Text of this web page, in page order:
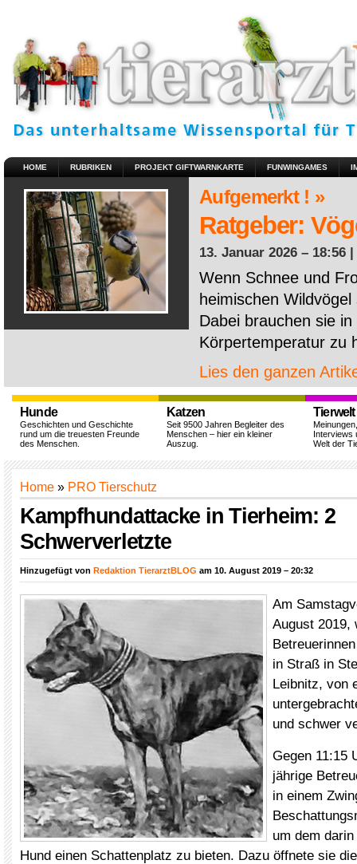
HOME RUBRIKEN PROJEKT GIFTWARNKARTE FUNWINGAMES
Aufgemerkt ! »
Ratgeber:
13. Januar 2026 – 18:56 |
Wenn Schnee und
heimischen
Dabei brauchen sie
Körpertemperatur zu
Lies den ganzen
Hunde
Geschichten und Geschichte
rund um die treuesten Freunde
des Menschen.
Katzen
Seit 9500 Jahren Begleiter des
Menschen – hier ein kleiner
Auszug.
Tierwelt
Interviews
Welt der
Home » PRO Tierschutz
Kampfhundattacke in Tierheim: 2
Schwerverletzte
Hinzugefügt von Redaktion TierarztBLOG am 10. August 2019 – 20:32
Am
August 2019,
in Straß in
Leibnitz, von
und schwer
Gegen 11:15
jährige
in einem
um dem
Hund einen Schattenplatz zu bieten. Dazu öffnete sie